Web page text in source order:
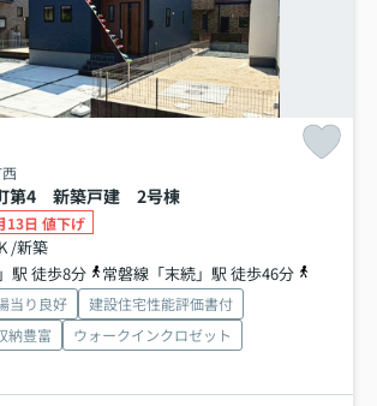
第4 新築戸建 2号棟
13日 値下げ
/新築
駅 徒歩8分
常磐線「末続」駅 徒歩46分
当り良好
建設住宅性能評価書付
納豊富
ウォークインクロゼット